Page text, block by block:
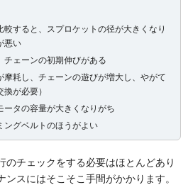
すると、スプロケットの径が大きくなり
悪い
チェーンの初期伸びがある
耗し、チェーンの遊びが増大し、やがて
が必要）
タの容量が大きくなりがち
ングベルトのほうがよい
のチェックをする必要はほとんどあり
ンスにはそこそこ手間がかかります。